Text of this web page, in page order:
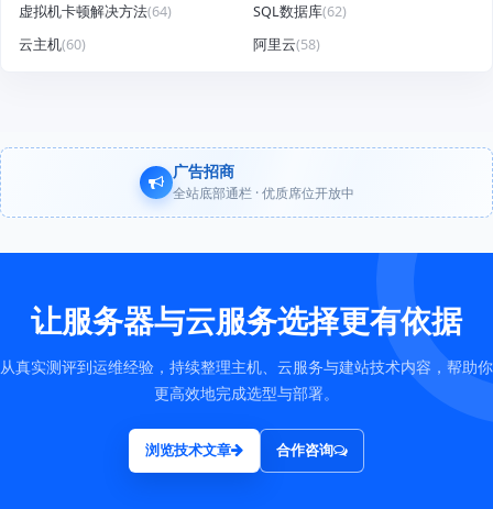
虚拟机卡顿解决方法(64) SQL数据库(62)
云主机(60) 阿里云(58)
广告招商
全站底部通栏 · 优质席位开放中
让服务器与云服务选择更有依据
从真实测评到运维经验，持续整理主机、云服务与建站技术内容，帮助你
更高效地完成选型与部署。
浏览技术文章 合作咨询